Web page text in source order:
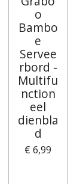
o
Bambo
e
Servee
rbord -
Multifu
nction
eel
dienbla
d
€ 6,99